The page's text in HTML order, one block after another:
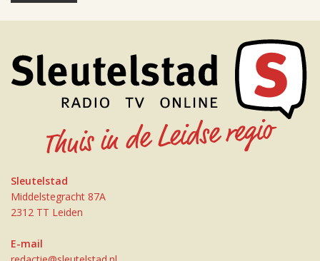
Sleutelstad
Middelstegracht 87A
2312 TT Leiden
E-mail